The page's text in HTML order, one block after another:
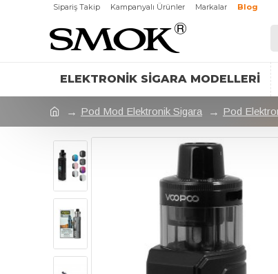
Sipariş Takip Kampanyalı Ürünler Markalar Blog
ELEKTRONIK SIGARA MODELLERI
Pod Mod Elektronik Sigara Pod